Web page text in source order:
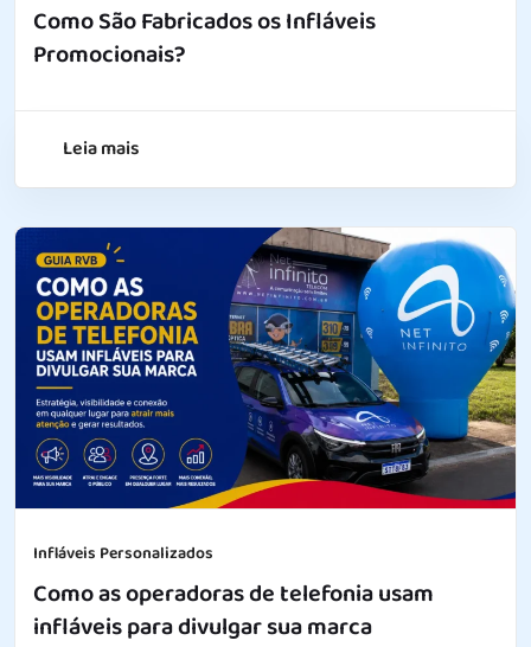
Como São Fabricados os Infláveis
Promocionais?
Leia mais
Infláveis Personalizados
Como as operadoras de telefonia usam
infláveis para divulgar sua marca